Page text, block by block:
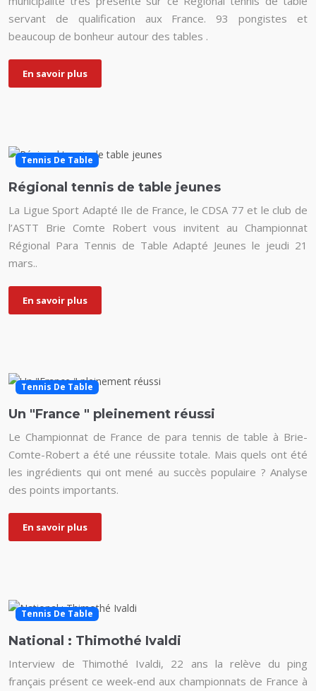
servant de qualification aux France. 93 pongistes et
beaucoup de bonheur autour des tables .
En savoir plus
Tennis De Table
Régional tennis de table jeunes
La Ligue Sport Adapté Ile de France, le CDSA 77 et le club de
l’ASTT Brie Comte Robert vous invitent au Championnat
Régional Para Tennis de Table Adapté Jeunes le jeudi 21
mars..
En savoir plus
Tennis De Table
Un "France " pleinement réussi
Le Championnat de France de para tennis de table à Brie-
Comte-Robert a été une réussite totale. Mais quels ont été
les ingrédients qui ont mené au succès populaire ? Analyse
des points importants.
En savoir plus
Tennis De Table
National : Thimothé Ivaldi
Interview de Thimothé Ivaldi, 22 ans la relève du ping
français présent ce week-end aux championnats de France à